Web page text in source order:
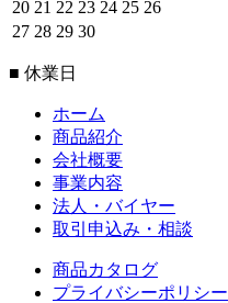
20 21 22 23 24 25 26
27 28 29 30
■ 休業日
ホーム
商品紹介
会社概要
事業内容
法人・バイヤー
取引申込み・相談
商品カタログ
プライバシーポリシー